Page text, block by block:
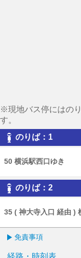
※現地バス停にはの
す。
のりば：1
50 横浜駅西口ゆき
のりば：2
35 ( 神大寺入口 経由 )
免責事項